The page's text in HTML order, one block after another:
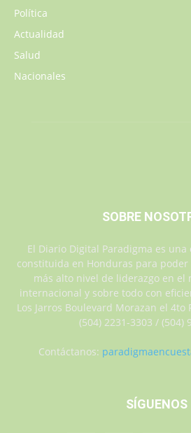
Política
Actualidad
Salud
Nacionales
SOBRE
El Diario Digital Paradigma es
constituida en Honduras para poder
más alto nivel de liderazgo en el
internacional y sobre todo con
Los Jarros Boulevard Morazan el 4to
(504) 2231-3303 / (504)
Contáctanos:
SÍGUENOS